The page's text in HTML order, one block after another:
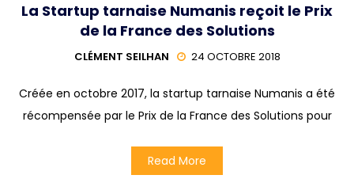
La Startup tarnaise Numanis reçoit le Prix
de la France des Solutions
CLÉMENT SEILHAN 24 OCTOBRE 2018
Créée en octobre 2017, la startup tarnaise Numanis a été
récompensée par le Prix de la France des Solutions pour
Read More